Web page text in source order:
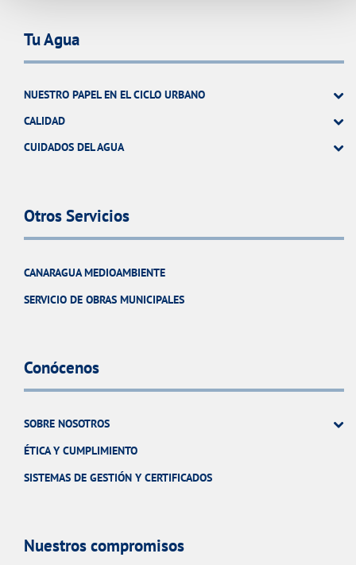
Tu Agua
NUESTRO PAPEL EN EL CICLO URBANO
CALIDAD
CUIDADOS DEL AGUA
Otros Servicios
CANARAGUA MEDIOAMBIENTE
SERVICIO DE OBRAS MUNICIPALES
Conócenos
SOBRE NOSOTROS
ÉTICA Y CUMPLIMIENTO
SISTEMAS DE GESTIÓN Y CERTIFICADOS
Nuestros compromisos